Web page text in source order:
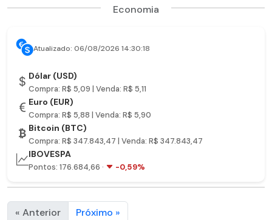
Economia
Atualizado: 06/08/2026 14:30:18
Dólar (USD)
Compra: R$ 5,09 | Venda: R$ 5,11
Euro (EUR)
Compra: R$ 5,88 | Venda: R$ 5,90
Bitcoin (BTC)
Compra: R$ 347.843,47 | Venda: R$ 347.843,47
IBOVESPA
Pontos: 176.684,66 · -0,59%
« Anterior Próximo »